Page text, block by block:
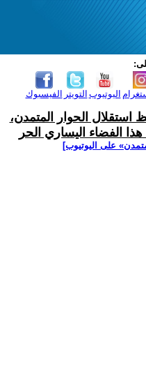
الفيسبوك التويتر اليوتيوب
استقلال الحوار المتمدن،
الفضاء اليساري الحر
على اليوتيوب]